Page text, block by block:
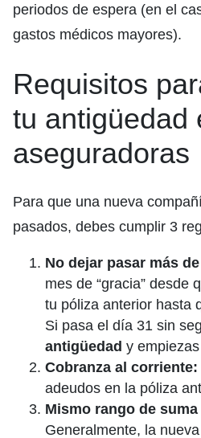
periodos de espera (en el
gastos médicos mayores).
Requisitos
tu antigüedad
aseguradoras
Para que una nueva
pasados, debes cumplir 3
No dejar pasar más
mes de “gracia” desde
tu póliza anterior hasta
Si pasa el día 31 sin
antigüedad y
Cobranza al corriente:
adeudos en la póliza
Mismo rango de
Generalmente, la